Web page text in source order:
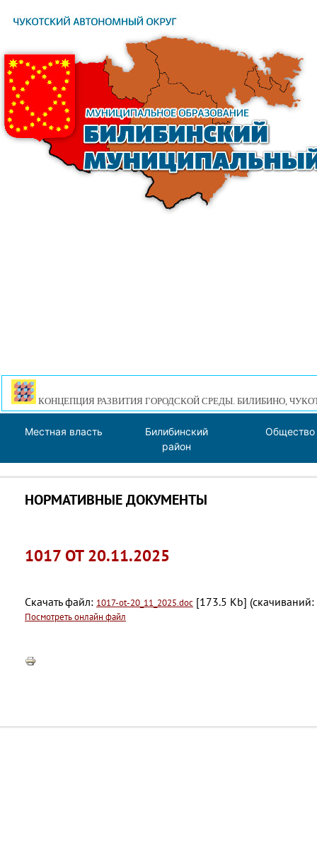
КОНЦЕПЦИЯ РАЗВИТИЯ ГОРОДСКОЙ СРЕДЫ. БИЛИБИНО,
Местная власть
Билибинский
район
Общество
НОРМАТИВНЫЕ ДОКУМЕНТЫ
1017 ОТ 20.11.2025
Скачать файл: 1017-ot-20_11_2025.doc [173.5 Kb] (cкачиваний:
Посмотреть онлайн файл